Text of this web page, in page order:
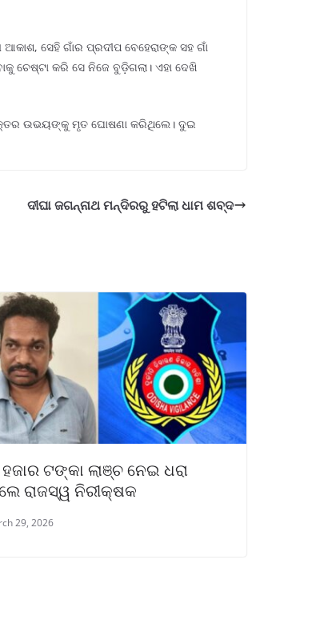
ସେହି ଗାଁର ପ୍ରଦୀପ ବେହେରାଙ୍କ ସହ ଗାଁ
ଚେଷ୍ଟା କରି ସେ ନିଜେ ବୁଡ଼ିଗଲା। ଏହା ଦେଖି
ଉଭୟଙ୍କୁ ମୃତ ଘୋଷଣା କରିଥିଲେ। ଦୁଇ
ଦୀଘା ଜଗନ୍ନାଥ ମନ୍ଦିରରୁ ହଟିଲା ଧାମ ଶବ୍ଦ
ଟଙ୍କା ଲାଞ୍ଚ ନେଇ ଧରା
ରାଜସ୍ୱ ନିରୀକ୍ଷକ
29, 2026